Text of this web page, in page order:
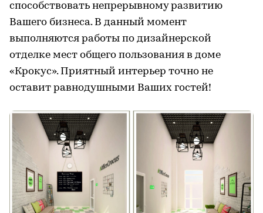
способствовать непрерывному развитию
Вашего бизнеса. В данный момент
выполняются работы по дизайнерской
отделке мест общего пользования в доме
«Крокус». Приятный интерьер точно не
оставит равнодушными Ваших гостей!